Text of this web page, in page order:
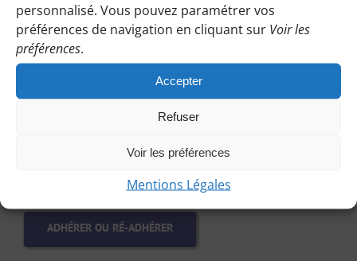
personnalisé. Vous pouvez paramétrer vos
préférences de navigation en cliquant sur Voir les
préférences.
Accepter
Refuser
Voir les préférences
Mentions Légales
PARTICIPER EN TANT QU’INVITÉE
Vous souhaitez adhérer ou réadhérer
Le bouton ci-dessous vous mènera à la page d’adhésion
ADHÉRER OU RÉ-ADHÉRER